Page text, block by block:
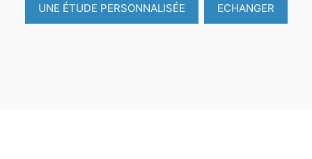
UNE ÉTUDE PERSONNALISÉE ECHANGER